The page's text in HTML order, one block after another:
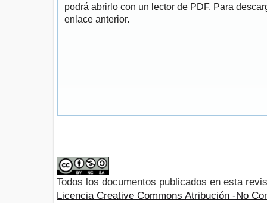
podrá abrirlo con un lector de PDF. Para
enlace anterior.
Todos los documentos publicados en esta
Licencia Creative Commons Atribución -No